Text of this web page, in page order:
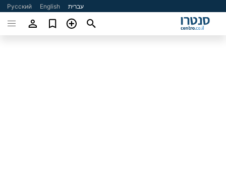
עברית English
Русский